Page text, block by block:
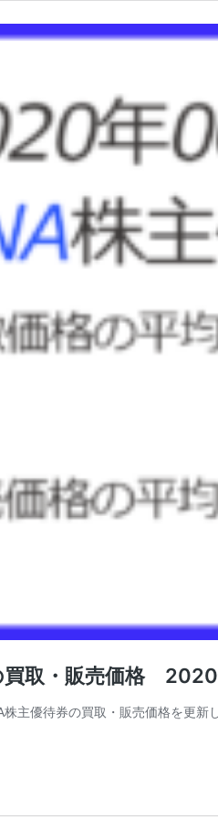
買取・販売価格
主優待券の買取・販売価格を更